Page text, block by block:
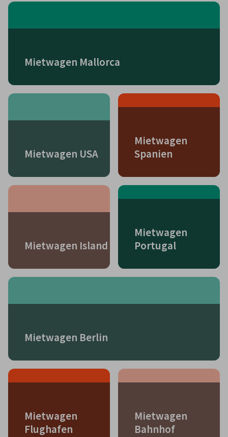
Mietwagen Mallorca
Mietwagen USA
Mietwagen
Spanien
Mietwagen Island
Mietwagen
Portugal
Mietwagen Berlin
Mietwagen
Flughafen
Mietwagen
Bahnhof